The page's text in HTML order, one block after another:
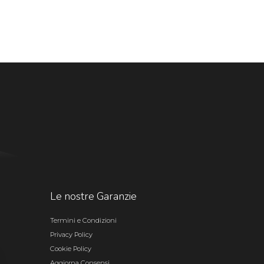
Le nostre Garanzie
Termini e Condizioni
Privacy Policy
Cookie Policy